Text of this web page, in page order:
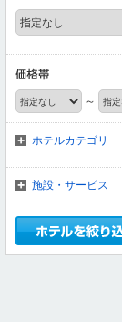
～
ホテルカテゴリ
施設・サービス